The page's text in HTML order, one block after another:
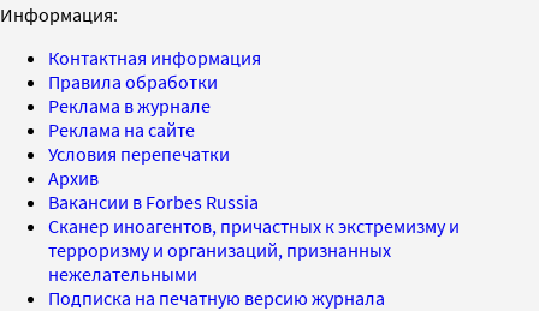
Информация:
Контактная информация
Правила обработки
Реклама в журнале
Реклама на сайте
Условия перепечатки
Архив
Вакансии в Forbes Russia
Сканер иноагентов, причастных к экстремизму и
терроризму и организаций, признанных
нежелательными
Подписка на печатную версию журнала